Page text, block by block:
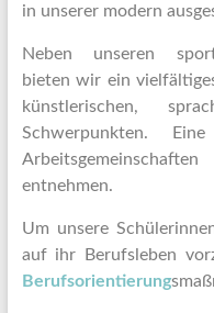
in unserer modern
Neben unseren
bieten wir ein
künstlerischen,
Schwerpunkten.
entnehmen.
Um unsere
auf ihr Berufsleben
Berufsorientierung